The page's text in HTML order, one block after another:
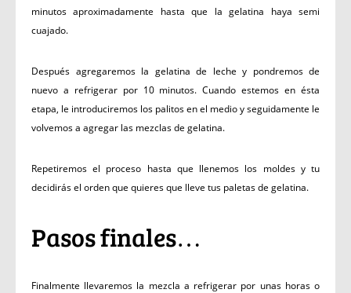
minutos aproximadamente hasta que la gelatina haya semi
cuajado.
Después agregaremos la gelatina de leche y pondremos de
nuevo a refrigerar por 10 minutos. Cuando estemos en ésta
etapa, le introduciremos los palitos en el medio y seguidamente le
volvemos a agregar las mezclas de gelatina.
Repetiremos el proceso hasta que llenemos los moldes y tu
decidirás el orden que quieres que lleve tus paletas de gelatina.
Pasos finales…
Finalmente llevaremos la mezcla a refrigerar por unas horas o